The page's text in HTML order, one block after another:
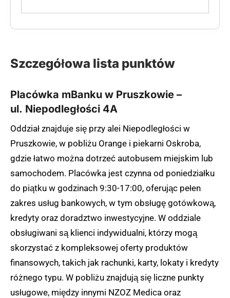
Szczegółowa lista punktów
Placówka mBanku w Pruszkowie –
ul. Niepodległości 4A
Oddział znajduje się przy alei Niepodległości w
Pruszkowie, w pobliżu Orange i piekarni Oskroba,
gdzie łatwo można dotrzeć autobusem miejskim lub
samochodem. Placówka jest czynna od poniedziałku
do piątku w godzinach 9:30-17:00, oferując pełen
zakres usług bankowych, w tym obsługę gotówkową,
kredyty oraz doradztwo inwestycyjne. W oddziale
obsługiwani są klienci indywidualni, którzy mogą
skorzystać z kompleksowej oferty produktów
finansowych, takich jak rachunki, karty, lokaty i kredyty
różnego typu. W pobliżu znajdują się liczne punkty
usługowe, między innymi NZOZ Medica oraz